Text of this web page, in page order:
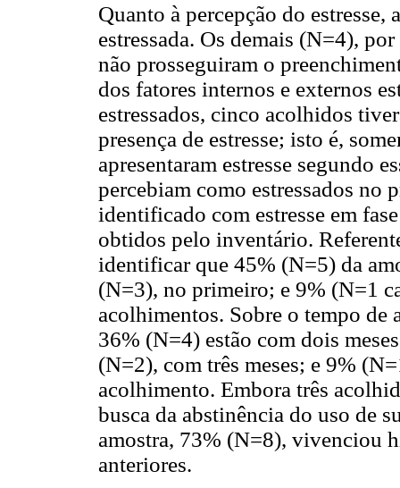
Quanto à percepção do
estressada. Os demais (N=4),
não prosseguiram o
dos fatores internos e externos
estressados, cinco acolhidos
presença de estresse; isto é,
apresentaram estresse segundo
percebiam como estressados
identificado com estresse em
obtidos pelo inventário.
identificar que 45% (N=5) da
(N=3), no primeiro; e 9% (N=1
acolhimentos. Sobre o tempo
36% (N=4) estão com dois
(N=2), com três meses; e 9%
acolhimento. Embora três
busca da abstinência do uso de
amostra, 73% (N=8), vivenciou
anteriores.